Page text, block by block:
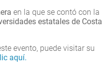
en la que se contó con la
estatales de Costa
evento, puede visitar su
aquí.